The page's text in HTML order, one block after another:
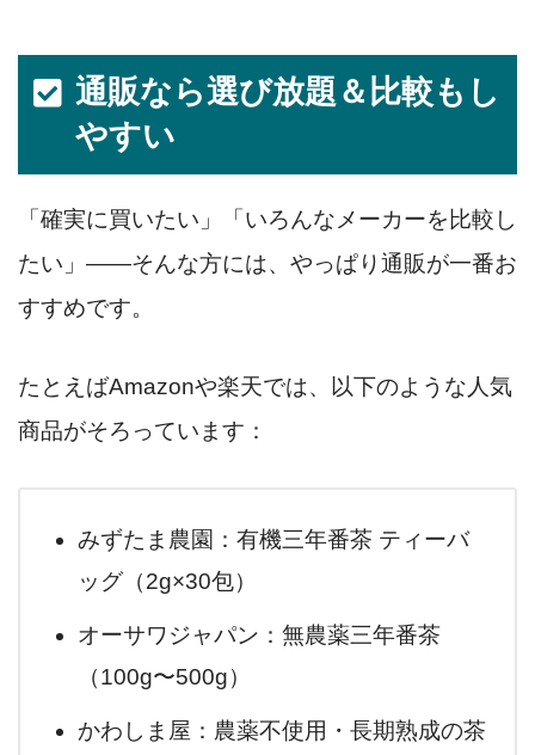
通販なら選び放題＆比較もし
やすい
「確実に買いたい」「いろんなメーカーを比較し
たい」――そんな方には、やっぱり通販が一番お
すすめです。
たとえばAmazonや楽天では、以下のような人気
商品がそろっています：
みずたま農園：有機三年番茶 ティーバ
ッグ（2g×30包）
オーサワジャパン：無農薬三年番茶
（100g〜500g）
かわしま屋：農薬不使用・長期熟成の茶